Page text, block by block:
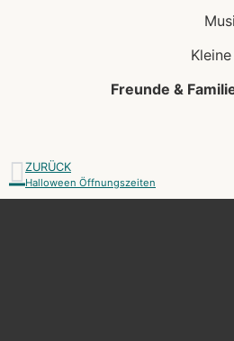
Freunde &
ZURÜCK
Halloween Öffnungszeiten